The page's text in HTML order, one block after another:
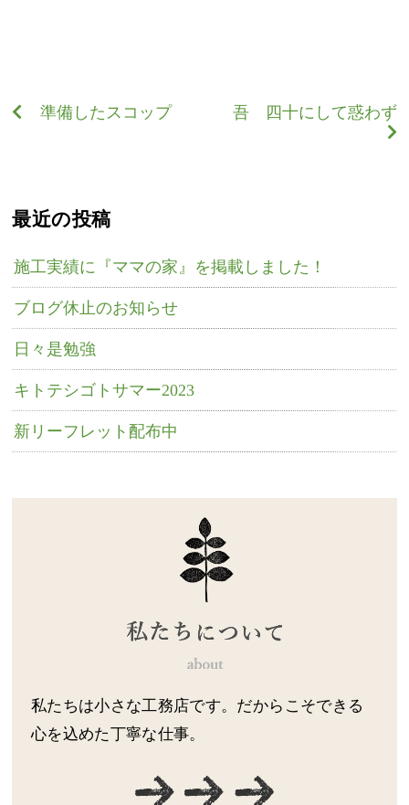
準備したスコップ 吾 四十にして惑わず
最近の投稿
施工実績に『ママの家』を掲載しました！
ブログ休止のお知らせ
日々是勉強
キトテシゴトサマー2023
新リーフレット配布中
私たちは小さな工務店です。だからこそできる
心を込めた丁寧な仕事。